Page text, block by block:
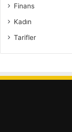
Finans
Kadın
Tarifler